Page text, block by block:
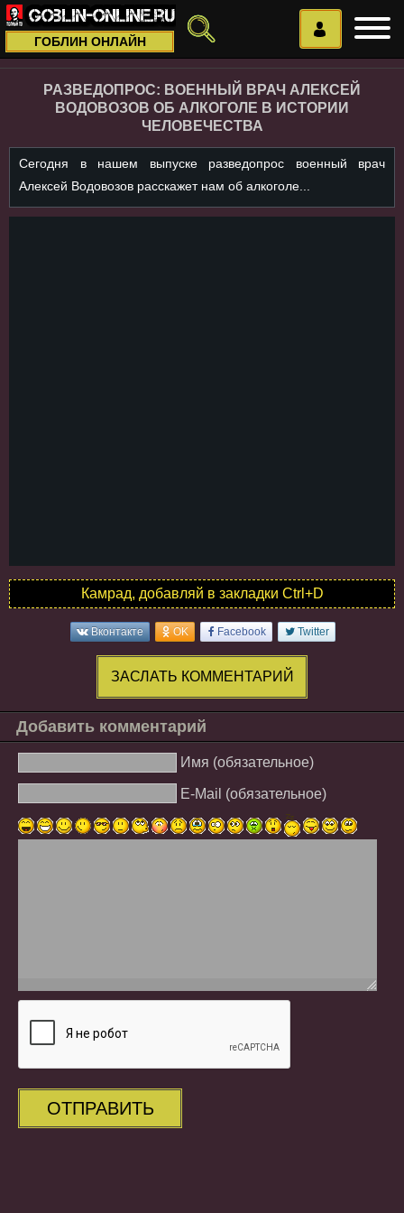
ГОБЛИН ОНЛАЙН
РАЗВЕДОПРОС: ВОЕННЫЙ ВРАЧ АЛЕКСЕЙ
ВОДОВОЗОВ ОБ АЛКОГОЛЕ В ИСТОРИИ
ЧЕЛОВЕЧЕСТВА
Сегодня в нашем выпуске разведопрос военный врач
Алексей Водовозов расскажет нам об алкоголе...
Камрад, добавляй в закладки Ctrl+D
Вконтакте OK Facebook Twitter
ЗАСЛАТЬ КОММЕНТАРИЙ
Добавить комментарий
Имя (обязательное)
E-Mail (обязательное)
ОТПРАВИТЬ